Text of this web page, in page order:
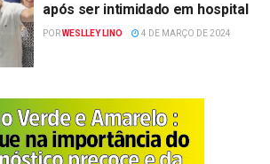
após ser intimidado em hospital
PORWESLLEY LINO 4 DE MARÇO DE 2024